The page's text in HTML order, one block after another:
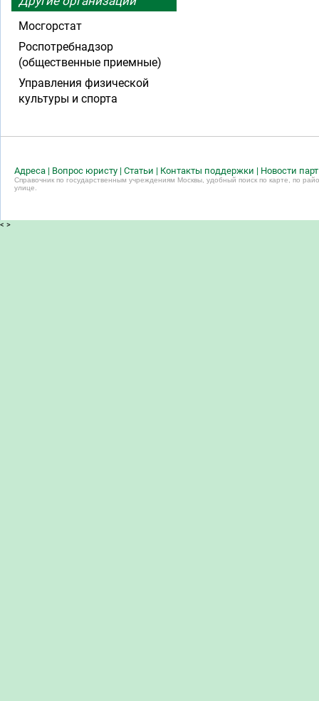
Мосгорстат
Роспотребнадзор
(общественные приемные)
Управления физической
культуры и спорта
Адреса | Вопрос юристу | Статьи | Контакты поддержки | Новости
Справочник по государственным учреждениям Москвы, удобный поиск по карте, по
улице.
< >